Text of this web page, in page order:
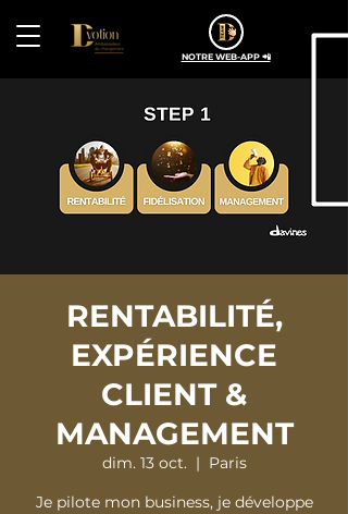
NOTRE WEB-APP 📲
RENTABILITÉ,
EXPÉRIENCE
CLIENT &
MANAGEMENT
dim. 13 oct.
  |
Paris
Je pilote mon business, je développe